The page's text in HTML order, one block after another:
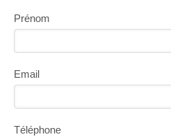
Prénom
Email
Téléphone